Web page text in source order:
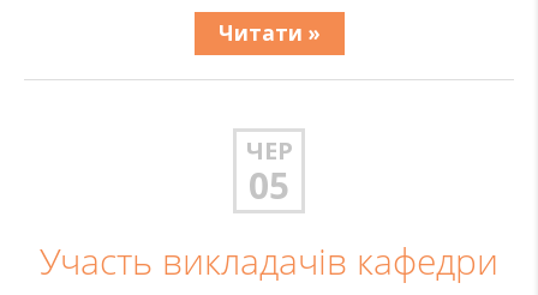
Читати »
ЧЕР
05
Участь викладачів кафедри